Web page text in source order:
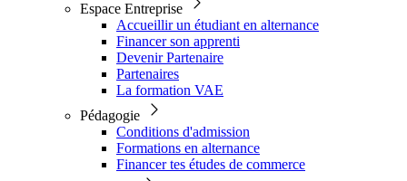
Espace Entreprise
Accueillir un étudiant en alternance
Financer son apprenti
Devenir Partenaire
Partenaires
La formation VAE
Pédagogie
Conditions d'admission
Formations en alternance
Financer tes études de commerce